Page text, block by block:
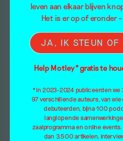
leven aan elkaar blijven
Het is er op of eronder
JA, IK STEUN OF
Help Motley* gratis te
*In 2023-2024 publiceerden we
97 verschillende auteurs, van
debuteerden, bijna 100
langlopende
zaalprogramma en online
dan 3.500 artikelen,